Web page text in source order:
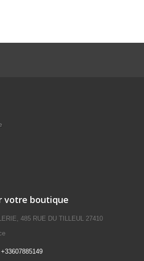
votre boutique
485 RUE DU TILLEUL 27410
+33607885149